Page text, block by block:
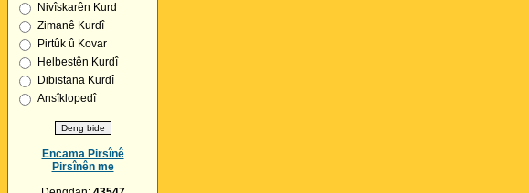
Nivîskarên Kurd
Zimanê Kurdî
Pirtûk û Kovar
Helbestên Kurdî
Dibistana Kurdî
Ansîklopedî
Encama Pirsînê
Pirsînên me